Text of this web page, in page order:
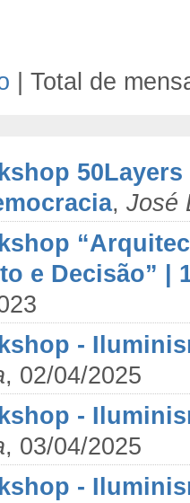
| Total de
, José
e Decisão” |
-
, 02/04/2025
-
, 03/04/2025
-